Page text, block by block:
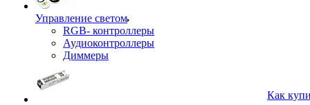
Управление светом
RGB- контроллеры
Аудиоконтроллеры
Диммеры
Как